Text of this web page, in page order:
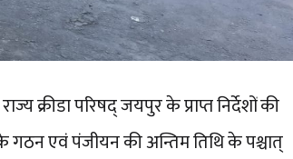
क्रीडा परिषद् जयपुर के प्राप्त निर्देशों की
गठन एवं पंजीयन की अन्तिम तिथि के पश्चात्